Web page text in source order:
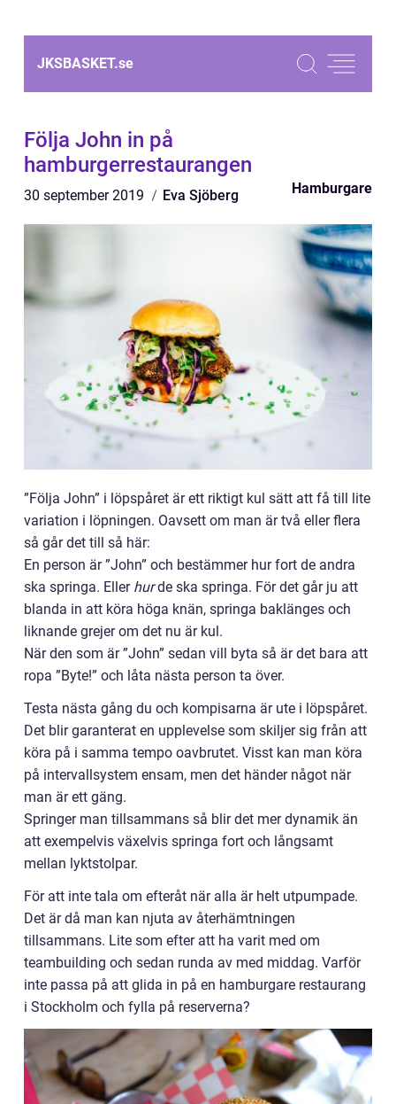
JKSBASKET.se
Följa John in på
hamburgerrestaurangen
30 september 2019 Eva Sjöberg Hamburgare
”Följa John” i löpspåret är ett riktigt kul sätt att få till lite
variation i löpningen. Oavsett om man är två eller flera
så går det till så här:
En person är ”John” och bestämmer hur fort de andra
ska springa. Eller hurde ska springa. För det går ju att
blanda in att köra höga knän, springa baklänges och
liknande grejer om det nu är kul.
När den som är ”John” sedan vill byta så är det bara att
ropa ”Byte!” och låta nästa person ta över.
Testa nästa gång du och kompisarna är ute i löpspåret.
Det blir garanterat en upplevelse som skiljer sig från att
köra på i samma tempo oavbrutet. Visst kan man köra
på intervallsystem ensam, men det händer något när
man är ett gäng.
Springer man tillsammans så blir det mer dynamik än
att exempelvis växelvis springa fort och långsamt
mellan lyktstolpar.
För att inte tala om efteråt när alla är helt utpumpade.
Det är då man kan njuta av återhämtningen
tillsammans. Lite som efter att ha varit med om
teambuilding och sedan runda av med middag. Varför
inte passa på att glida in på en hamburgare restaurang
i Stockholm och fylla på reserverna?